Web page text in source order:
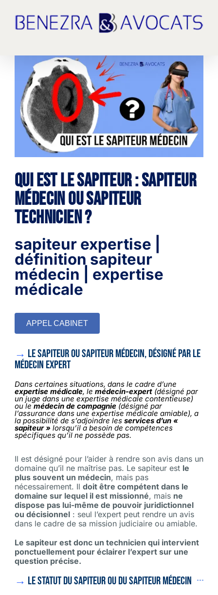
contenu
l'image
agrandie
Qui est le sapiteur : sapiteur
Médecin ou sapiteur
technicien ?
sapiteur expertise |
définition sapiteur
médecin | expertise
médicale
APPEL CABINET
→ Le sapiteur ou sapiteur médecin, désigné par le
médecin expert
Dans certaines situations, dans le cadre d’une
expertise médicale, le médecin-expert (désigné par
un juge dans une expertise médicale contentieuse)
ou lemédecin de compagnie (désigné par
l’assurance dans une expertise médicale amiable), a
la possibilité de s’adjoindre les services d’un «
sapiteur » lorsqu’il a besoin de compétences
spécifiques qu’il ne possède pas.
Il est désigné pour l’aider à rendre son avis dans un
domaine qu’il ne maîtrise pas. Le sapiteur est le
plus souvent un médecin, mais pas
nécessairement. Il doit être compétent dans le
domaine sur lequel il est missionné, mais ne
dispose pas lui-même de pouvoir juridictionnel
ou décisionnel : seul l’expert peut rendre un avis
dans le cadre de sa mission judiciaire ou amiable.
Le sapiteur est donc un technicien qui intervient
ponctuellement pour éclairer l’expert sur une
question précise.
→ Le statut du sapiteur ou du sapiteur médecin